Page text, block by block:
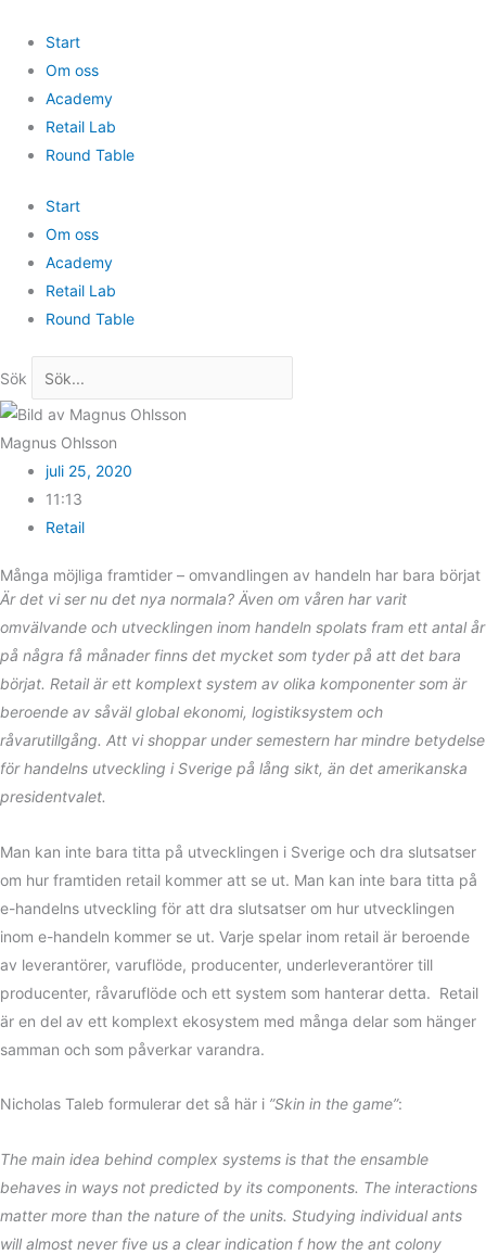
innehåll
Start
Om oss
Academy
Retail Lab
Round Table
Start
Om oss
Academy
Retail Lab
Round Table
Sök
Magnus Ohlsson
juli 25, 2020
11:13
Retail
Många möjliga framtider – omvandlingen av handeln har bara börjat
Är det vi ser nu det nya normala? Även om våren har varit
omvälvande och utvecklingen inom handeln spolats fram ett antal år
på några få månader finns det mycket som tyder på att det bara
börjat. Retail är ett komplext system av olika komponenter som är
beroende av såväl global ekonomi, logistiksystem och
råvarutillgång. Att vi shoppar under semestern har mindre betydelse
för handelns utveckling i Sverige på lång sikt, än det amerikanska
presidentvalet.
Man kan inte bara titta på utvecklingen i Sverige och dra slutsatser
om hur framtiden retail kommer att se ut. Man kan inte bara titta på
e-handelns utveckling för att dra slutsatser om hur utvecklingen
inom e-handeln kommer se ut. Varje spelar inom retail är beroende
av leverantörer, varuflöde, producenter, underleverantörer till
producenter, råvaruflöde och ett system som hanterar detta. Retail
är en del av ett komplext ekosystem med många delar som hänger
samman och som påverkar varandra.
Nicholas Taleb formulerar det så här i ”Skin in the game”:
The main idea behind complex systems is that the ensamble
behaves in ways not predicted by its components. The interactions
matter more than the nature of the units. Studying individual ants
will almost never five us a clear indication f how the ant colony